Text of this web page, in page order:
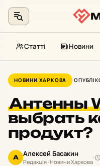
до
контенту
Статті Новини
НОВИНИ ХАРКОВА
Антенны
выбрать
продукт?
А Алексей Басакин
Редакція · Новини Харкова